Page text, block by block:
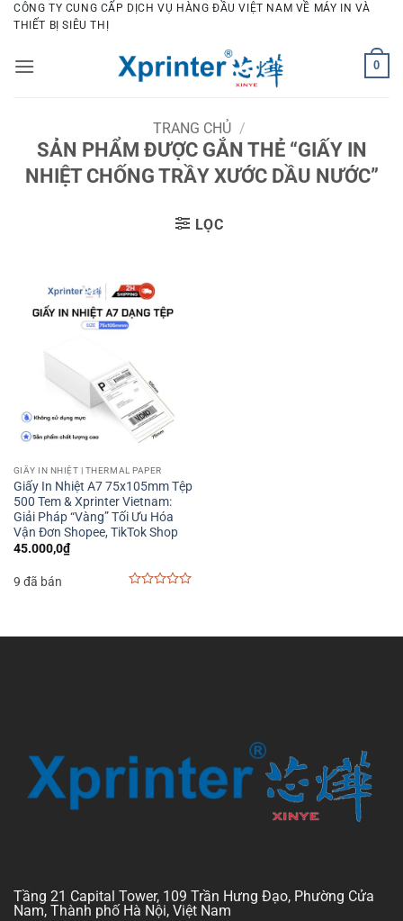
Bỏ
qua
dung
CÔNG TY CUNG CẤP DỊCH VỤ HÀNG ĐẦU VIỆT NAM VỀ MÁY IN VÀ
THIẾT BỊ SIÊU THỊ
0
TRANG CHỦ /
SẢN PHẨM ĐƯỢC GẮN THẺ “GIẤY IN
NHIỆT CHỐNG TRẦY XƯỚC DẦU NƯỚC”
LỌC
GIẤY IN NHIỆT | THERMAL PAPER
Giấy In Nhiệt A7 75x105mm Tệp
500 Tem & Xprinter Vietnam:
Giải Pháp “Vàng” Tối Ưu Hóa
Vận Đơn Shopee, TikTok Shop
45.000,0₫
9 đã bán
5
Tầng 21 Capital Tower, 109 Trần Hưng Đạo, Phường Cửa
Nam, Thành phố Hà Nội, Việt Nam